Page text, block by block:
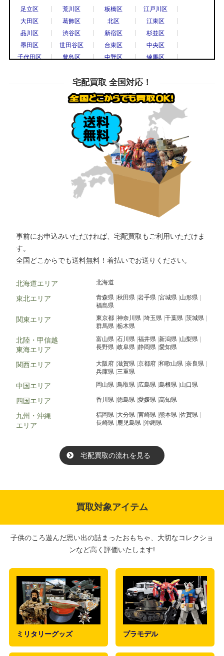
鎌倉市 川崎市
横須賀市 横浜市
高崎市 前橋市
古河市
水戸市
足立区 荒川区 板橋区
江戸川区
大田区
葛飾区 北区
江東区
品川区
渋谷区 新宿区
杉並区
墨田区
世田谷区 台東区
中央区
千代田区
豊島区 中野区
練馬区
川崎市 川口市
越谷市
戸田市 さいたま市
所沢市
市川市 柏市
松戸市
高崎市 水戸市 小山市
宅配買取 全国対応！
事前にお申込みいただければ、宅配買取もご利用いただけま
す。
全国どこからでも送料無料！着払いでお送りください。
北海道エリア 北海道
東北エリア 青森県 秋田県 岩手県 宮城県 山形県
福島県
関東エリア 東京都 神奈川県 埼玉県 千葉県 茨城県
群馬県 栃木県
北陸・甲信越
東海エリア
富山県 石川県 福井県 新潟県 山梨県
長野県 岐阜県 静岡県 愛知県
関西エリア 大阪府 滋賀県 京都府 和歌山県 奈良県
兵庫県 三重県
中国エリア 岡山県 鳥取県 広島県 島根県 山口県
四国エリア 香川県 徳島県 愛媛県 高知県
九州・沖縄
エリア
福岡県 大分県 宮崎県 熊本県 佐賀県
長崎県
鹿児島県 沖縄県
宅配買取の流れを見る
買取対象アイテム
子供のころ遊んだ思い出の詰まったおもちゃ、大切なコレクショ
ンなど高く評価いたします!
ミリタリーグッズ プラモデル